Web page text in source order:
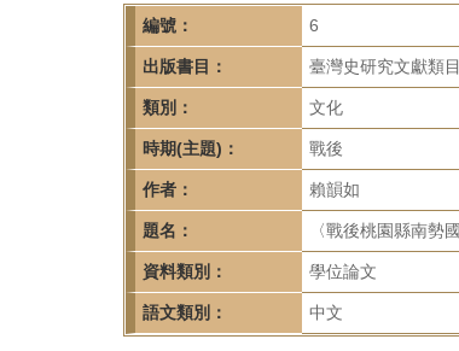
究
所-
首
頁
編號： 6
出版書目： 臺灣史研究文獻類
類別： 文化
時期(主題)： 戰後
作者： 賴韻如
題名： 〈戰後桃園縣南勢
資料類別： 學位論文
語文類別： 中文